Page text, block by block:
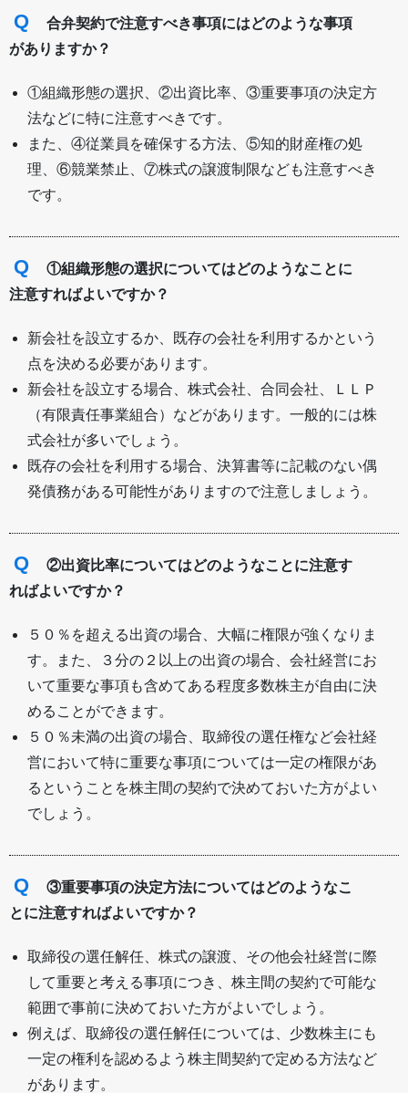
Q
合弁契約で注意すべき事項にはどのような事項
がありますか？
①組織形態の選択、②出資比率、③重要事項の決定方
法などに特に注意すべきです。
また、④従業員を確保する方法、⑤知的財産権の処
理、⑥競業禁止、⑦株式の譲渡制限なども注意すべき
です。
Q
①組織形態の選択についてはどのようなことに
注意すればよいですか？
新会社を設立するか、既存の会社を利用するかという
点を決める必要があります。
新会社を設立する場合、株式会社、合同会社、ＬＬＰ
（有限責任事業組合）などがあります。一般的には株
式会社が多いでしょう。
既存の会社を利用する場合、決算書等に記載のない偶
発債務がある可能性がありますので注意しましょう。
Q
②出資比率についてはどのようなことに注意す
ればよいですか？
５０％を超える出資の場合、大幅に権限が強くなりま
す。また、３分の２以上の出資の場合、会社経営にお
いて重要な事項も含めてある程度多数株主が自由に決
めることができます。
５０％未満の出資の場合、取締役の選任権など会社経
営において特に重要な事項については一定の権限があ
るということを株主間の契約で決めておいた方がよい
でしょう。
Q
③重要事項の決定方法についてはどのようなこ
とに注意すればよいですか？
取締役の選任解任、株式の譲渡、その他会社経営に際
して重要と考える事項につき、株主間の契約で可能な
範囲で事前に決めておいた方がよいでしょう。
例えば、取締役の選任解任については、少数株主にも
一定の権利を認めるよう株主間契約で定める方法など
があります。